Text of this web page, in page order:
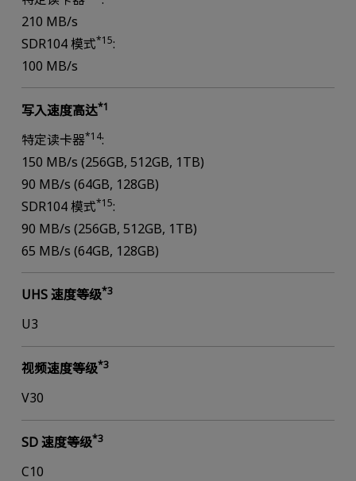
210 MB/s
SDR104 模式*15:
100 MB/s
写入速度高达*1
特定读卡器*14:
150 MB/s (256GB, 512GB, 1TB)
90 MB/s (64GB, 128GB)
SDR104 模式*15:
90 MB/s (256GB, 512GB, 1TB)
65 MB/s (64GB, 128GB)
UHS 速度等级*3
U3
视频速度等级*3
V30
SD 速度等级*3
C10